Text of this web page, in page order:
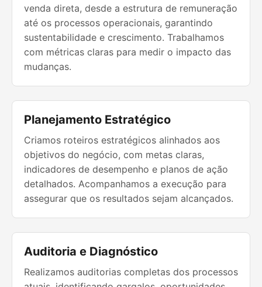
venda direta, desde a estrutura de remuneração
até os processos operacionais, garantindo
sustentabilidade e crescimento. Trabalhamos
com métricas claras para medir o impacto das
mudanças.
Planejamento Estratégico
Criamos roteiros estratégicos alinhados aos
objetivos do negócio, com metas claras,
indicadores de desempenho e planos de ação
detalhados. Acompanhamos a execução para
assegurar que os resultados sejam alcançados.
Auditoria e Diagnóstico
Realizamos auditorias completas dos processos